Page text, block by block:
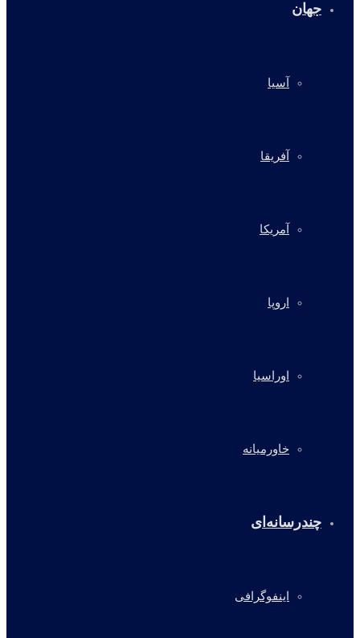
جهان
آسیا
آفریقا
آمریکا
اروپا
اوراسیا
خاورمیانه
چندرسانه‌ای
اینفوگرافی